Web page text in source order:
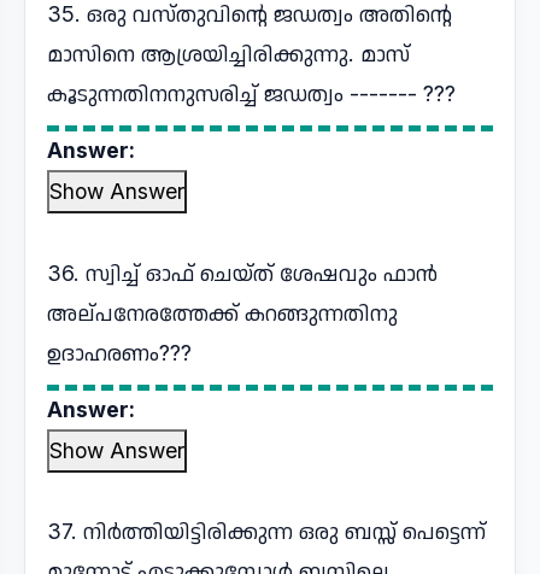
35. ഒരു വസ്തുവിന്റെ ജഡത്വം അതിന്റെ
മാസിനെ ആശ്രയിച്ചിരിക്കുന്നു. മാസ്
കൂടുന്നതിനനുസരിച്ച് ജഡത്വം ------- ???
Answer:
Show Answer
36. സ്വിച്ച് ഓഫ് ചെയ്ത് ശേഷവും ഫാൻ
അല്പനേരത്തേക്ക് കറങ്ങുന്നതിനു
ഉദാഹരണം???
Answer:
Show Answer
37. നിർത്തിയിട്ടിരിക്കുന്ന ഒരു ബസ്സ് പെട്ടെന്ന്